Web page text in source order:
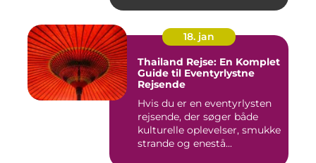
18. jan
Thailand Rejse: En Komplet
Guide til Eventyrlystne
Rejsende
Hvis du er en eventyrlysten
rejsende, der søger både
kulturelle oplevelser, smukke
strande og enestå...